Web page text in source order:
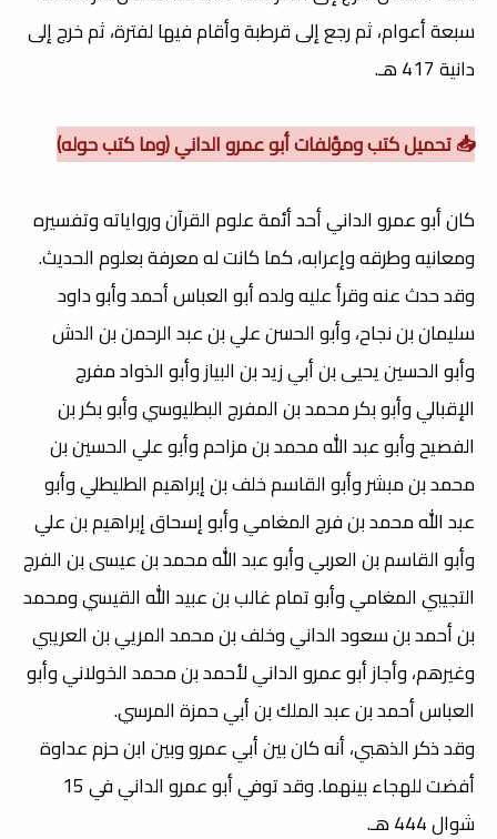
سبعة أعوام، ثم رجع إلى قرطبة وأقام فيها لفترة، ثم خرج إلى
دانية 417 هـ.
📥 تحميل كتب ومؤلفات أبو عمرو الداني (وما كتب حوله)
كان أبو عمرو الداني أحد أئمة علوم القرآن ورواياته وتفسيره
ومعانيه وطرقه وإعرابه، كما كانت له معرفة بعلوم الحديث.
وقد حدث عنه وقرأ عليه ولده أبو العباس أحمد وأبو داود
سليمان بن نجاح، وأبو الحسن علي بن عبد الرحمن بن الدش
وأبو الحسين يحيى بن أبي زيد بن البياز وأبو الذواد مفرج
الإقبالي وأبو بكر محمد بن المفرج البطليوسي وأبو بكر بن
الفصيح وأبو عبد الله محمد بن مزاحم وأبو علي الحسين بن
محمد بن مبشر وأبو القاسم خلف بن إبراهيم الطليطلي وأبو
عبد الله محمد بن فرج المغامي وأبو إسحاق إبراهيم بن علي
وأبو القاسم بن العربي وأبو عبد الله محمد بن عيسى بن الفرج
التجيبي المغامي وأبو تمام غالب بن عبيد الله القيسي ومحمد
بن أحمد بن سعود الداني وخلف بن محمد المريي بن العريبي
وغيرهم، وأجاز أبو عمرو الداني لأحمد بن محمد الخولاني وأبو
العباس أحمد بن عبد الملك بن أبي حمزة المرسي.
وقد ذكر الذهبي، أنه كان بين أبي عمرو وبين ابن حزم عداوة
أفضت للهجاء بينهما. وقد توفي أبو عمرو الداني في 15
شوال 444 هـ.